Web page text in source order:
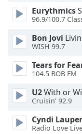
window.
Text
Color
Opacity
Text
Background
Color
Eurythmics
96.9/100.7
Bon Jovi
WISH 99.7
Tears for
104.5 BOB FM
U2With or
Cruisin’ 92.9
Cyndi Lauper
Radio Love